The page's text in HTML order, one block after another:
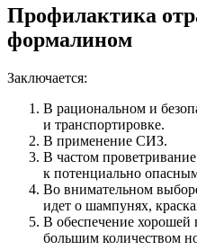
Профилактика
формалином
Заключается:
В рациональном и
и транспортировке.
В применение СИЗ.
В частом
к потенциально
Во внимательном
идет о шампунях,
В обеспечение хорошей
большим количеством